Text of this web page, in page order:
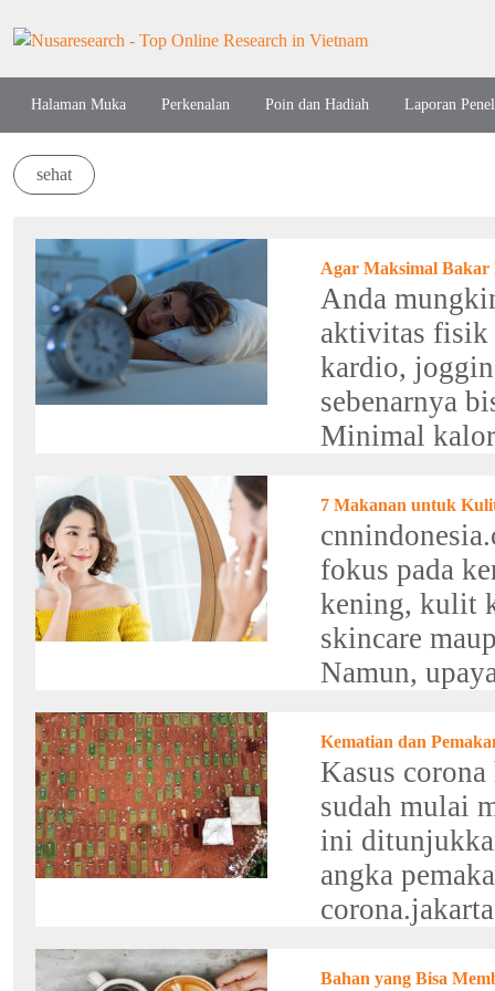
Halaman Muka Perkenalan Poin dan Hadiah Laporan
sehat
Agar Maksimal
Anda
aktivitas fisik
kardio,
sebenarnya
Minimal
7 Makanan untuk
fokus pada
kening, kulit
skincare
Namun,
Kematian dan
Kasus
sudah mulai
ini
angka
Bahan yang Bisa